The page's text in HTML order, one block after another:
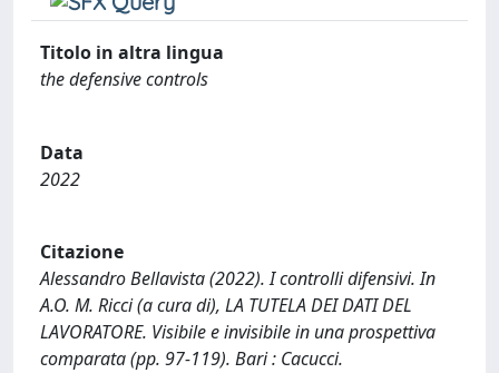
Titolo in altra lingua
the defensive controls
Data
2022
Citazione
Alessandro Bellavista (2022). I controlli difensivi. In
A.O. M. Ricci (a cura di), LA TUTELA DEI DATI DEL
LAVORATORE. Visibile e invisibile in una prospettiva
comparata (pp. 97-119). Bari : Cacucci.